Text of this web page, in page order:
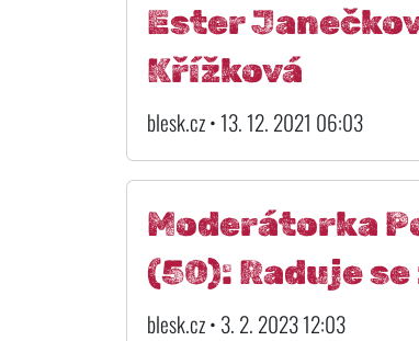
Ester
Křížková
blesk.cz • 13. 12. 2021 06:03
Moderátorka
(50): Raduje
blesk.cz • 3. 2. 2023 12:03